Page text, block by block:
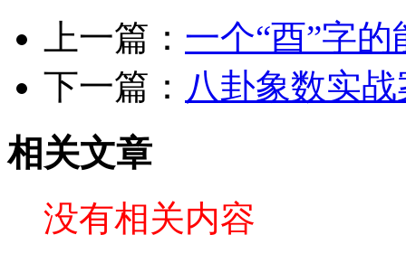
上一篇： 一个“酉”字
下一篇： 八卦象数实
相关文章
没有相关内容